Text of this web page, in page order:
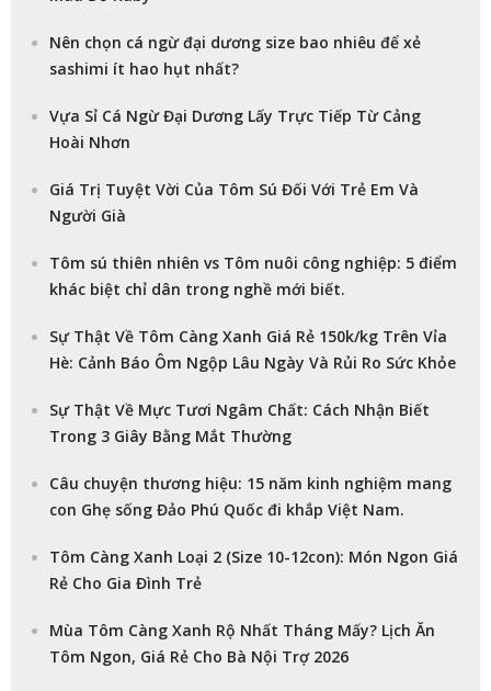
Nên chọn cá ngừ đại dương size bao nhiêu để xẻ
sashimi ít hao hụt nhất?
Vựa Sỉ Cá Ngừ Đại Dương Lấy Trực Tiếp Từ Cảng
Hoài Nhơn
Giá Trị Tuyệt Vời Của Tôm Sú Đối Với Trẻ Em Và
Người Già
Tôm sú thiên nhiên vs Tôm nuôi công nghiệp: 5 điểm
khác biệt chỉ dân trong nghề mới biết.
Sự Thật Về Tôm Càng Xanh Giá Rẻ 150k/kg Trên Vỉa
Hè: Cảnh Báo Ôm Ngộp Lâu Ngày Và Rủi Ro Sức Khỏe
Sự Thật Về Mực Tươi Ngâm Chất: Cách Nhận Biết
Trong 3 Giây Bằng Mắt Thường
Câu chuyện thương hiệu: 15 năm kinh nghiệm mang
con Ghẹ sống Đảo Phú Quốc đi khắp Việt Nam.
Tôm Càng Xanh Loại 2 (Size 10-12con): Món Ngon Giá
Rẻ Cho Gia Đình Trẻ
Mùa Tôm Càng Xanh Rộ Nhất Tháng Mấy? Lịch Ăn
Tôm Ngon, Giá Rẻ Cho Bà Nội Trợ 2026